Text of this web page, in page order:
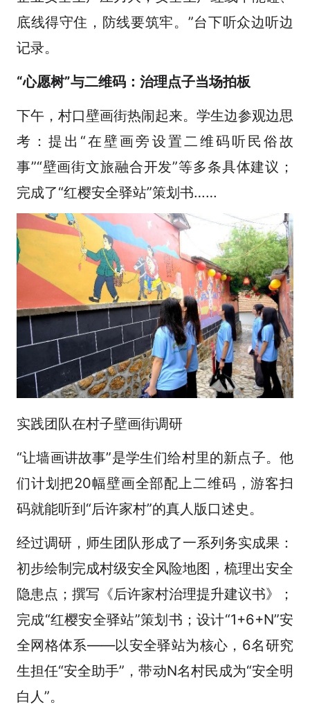
底线得守住，防线要筑牢。”台下听众边听边
记录。
“心愿树”与二维码：治理点子当场拍板
下午，村口壁画街热闹起来。学生边参观边思
考：提出“在壁画旁设置二维码听民俗故
事”“壁画街文旅融合开发”等多条具体建议；
完成了“红樱安全驿站”策划书……
实践团队在村子壁画街调研
“让墙画讲故事”是学生们给村里的新点子。他
们计划把20幅壁画全部配上二维码，游客扫
码就能听到“后许家村”的真人版口述史。
经过调研，师生团队形成了一系列务实成果：
初步绘制完成村级安全风险地图，梳理出安全
隐患点；撰写《后许家村治理提升建议书》；
完成“红樱安全驿站”策划书；设计“1+6+N”安
全网格体系——以安全驿站为核心，6名研究
生担任“安全助手”，带动N名村民成为“安全明
白人”。